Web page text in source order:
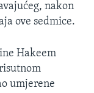
nakon
ove sedmice.
Hakeem
umjerene